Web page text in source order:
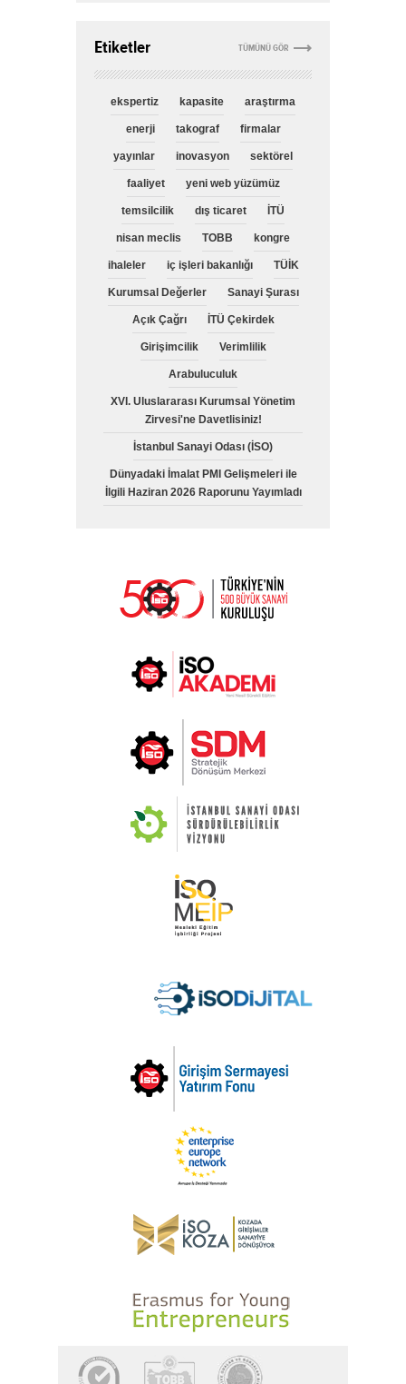
TÜMÜNÜ GÖR
Etiketler
ekspertiz kapasite araştırma
enerji takograf firmalar
yayınlar inovasyon sektörel
faaliyet yeni web yüzümüz
temsilcilik dış ticaret İTÜ
nisan meclis TOBB kongre
ihaleler iç işleri bakanlığı TÜİK
Kurumsal Değerler Sanayi Şurası
Açık Çağrı İTÜ Çekirdek
Girişimcilik Verimlilik
Arabuluculuk
XVI. Uluslararası Kurumsal Yönetim
Zirvesi'ne Davetlisiniz!
İstanbul Sanayi Odası (İSO)
Dünyadaki İmalat PMI Gelişmeleri ile
İlgili Haziran 2026 Raporunu Yayımladı